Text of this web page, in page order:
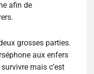
afin de
grosses parties.
aux enfers
mais c’est